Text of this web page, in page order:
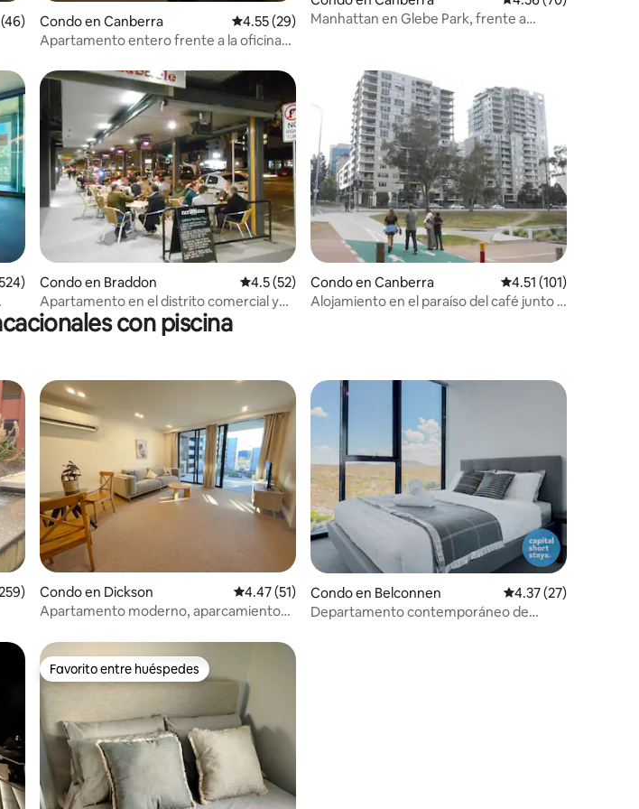
promedio: 4.8 de 5, 46 reseñas
Condo en Canberra Calificación promedio: 4.55 de 5, 29 reseñas
4.55 (29)
Apartamento entero frente a la oficina
Manhattan en Glebe Park, frente a
promedio: 4.63 de 5, 524 reseñas
Condo en Braddon Calificación promedio: 4.5 de 5, 52 reseñas
4.5 (52)
Apartamento en el distrito comercial y
gastronómico de Braddon
Condo en Canberra Calificación promedio:
4.51 (101)
Alojamiento en el paraíso del café junto a
con piscina
promedio: 4.25 de 5, 259 reseñas
Condo en Dickson Calificación promedio: 4.47 de 5, 51 reseñas
4.47 (51)
Apartamento moderno, aparcamiento
Condo en Belconnen Calificación
4.37 (27)
Departamento contemporáneo de
Favorito entre huéspedes
Favorito entre huéspedes